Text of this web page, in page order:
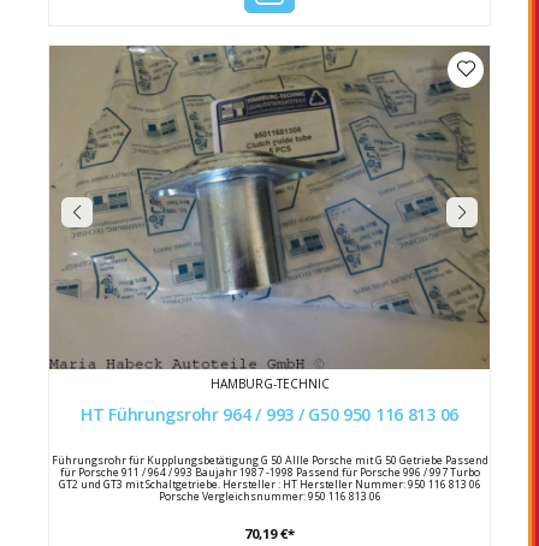
HAMBURG-TECHNIC
HT Führungsrohr 964 / 993 / G50 950 116 813 06
Führungsrohr für Kupplungsbetätigung G 50 Allle Porsche mit G 50 Getriebe Passend
für Porsche 911 / 964 / 993 Baujahr 1987 -1998 Passend für Porsche 996 / 997 Turbo
GT2 und GT3 mit Schaltgetriebe. Hersteller : HT Hersteller Nummer: 950 116 813 06
Porsche Vergleichsnummer: 950 116 813 06
70,19 €*